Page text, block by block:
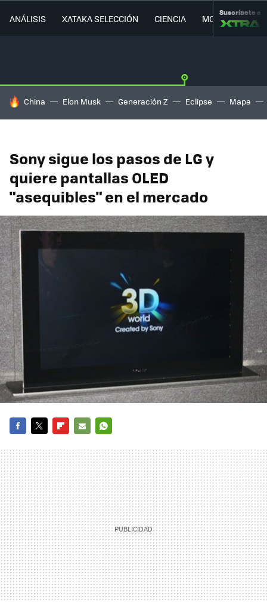
ANÁLISIS XATAKA SELECCIÓN CIENCIA MOVILIDAD
Suscríbete a
HOY SE HABLA DE
China Elon Musk Generación Z Eclipse Mapa
Sony sigue los pasos de LG y
quiere pantallas OLED
"asequibles" en el mercado
MAIL